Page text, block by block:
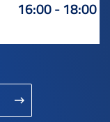
16:00 - 18:00